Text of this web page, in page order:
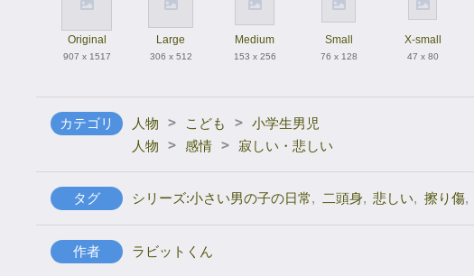
Original
907 x 1517
Large
306 x 512
Medium
153 x 256
Small
76 x 128
X-small
47 x 80
カテゴリ 人物 > こども > 小学生男児
人物
> 感情 > 寂しい・悲しい
タグ シリーズ:小さい男の子の日常, 二頭身, 悲しい, 擦り傷,
作者 ラビットくん